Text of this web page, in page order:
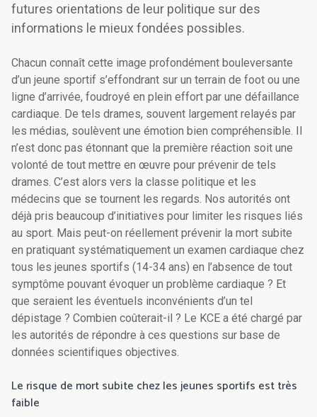
futures orientations de leur politique sur des
informations le mieux fondées possibles.
Chacun connaît cette image profondément bouleversante
d’un jeune sportif s’effondrant sur un terrain de foot ou une
ligne d’arrivée, foudroyé en plein effort par une défaillance
cardiaque. De tels drames, souvent largement relayés par
les médias, soulèvent une émotion bien compréhensible. Il
n’est donc pas étonnant que la première réaction soit une
volonté de tout mettre en œuvre pour prévenir de tels
drames. C’est alors vers la classe politique et les
médecins que se tournent les regards. Nos autorités ont
déjà pris beaucoup d’initiatives pour limiter les risques liés
au sport. Mais peut-on réellement prévenir la mort subite
en pratiquant systématiquement un examen cardiaque chez
tous les jeunes sportifs (14-34 ans) en l’absence de tout
symptôme pouvant évoquer un problème cardiaque ? Et
que seraient les éventuels inconvénients d’un tel
dépistage ? Combien coûterait-il ? Le KCE a été chargé par
les autorités de répondre à ces questions sur base de
données scientifiques objectives.
Le risque de mort subite chez les jeunes sportifs est très
faible